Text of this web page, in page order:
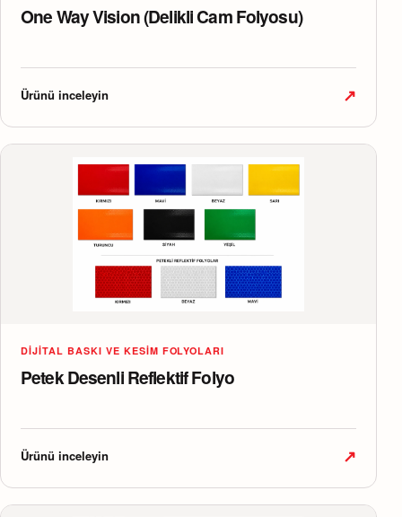
One Way Vision (Delikli Cam Folyosu)
Ürünü inceleyin ↗
DIJITAL BASKI VE KESIM FOLYOLARI
Petek Desenli Reflektif Folyo
Ürünü inceleyin ↗